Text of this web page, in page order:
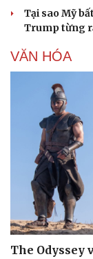
Tại sao Mỹ
Trump từng
VĂN HÓA
The Odyssey